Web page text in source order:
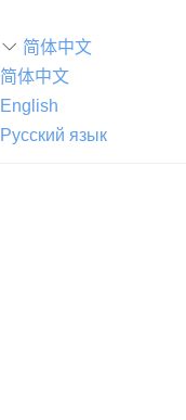
ꀅ 简体中文
简体中文
English
Русский язык